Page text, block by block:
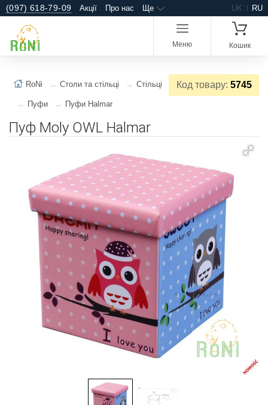
(097) 618-79-09 Акції Про нас Ще UK RU
Меню Кошик
Код товару: 5745
RoNi Столи та стільці Стільці
Пуфи Пуфи Halmar
Пуф Moly OWL Halmar